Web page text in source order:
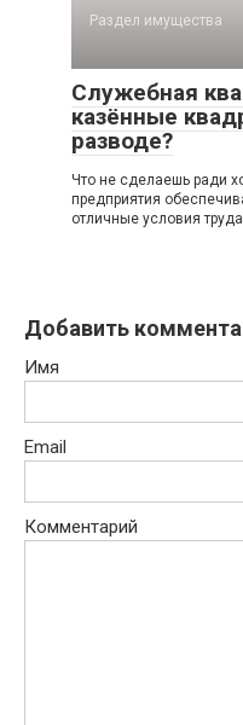
Раздел имущества
Служебная
казённые
разводе?
Что не сделаешь ради
предприятия
отличные условия
Добавить
Имя
Email
Комментарий